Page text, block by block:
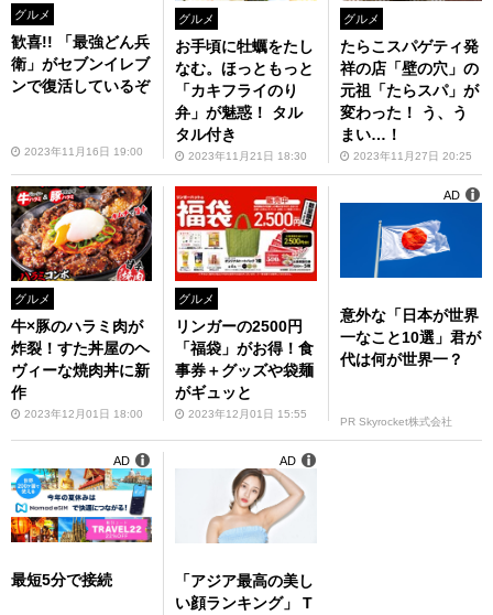
グルメ
歓喜!! 「最強どん兵
衛」がセブンイレブ
ンで復活しているぞ
2023年11月16日 19:00
グルメ
お手頃に牡蠣をたし
なむ。ほっともっと
「カキフライのり
弁」が魅惑！ タル
タル付き
2023年11月21日 18:30
グルメ
たらこスパゲティ発
祥の店「壁の穴」の
元祖「たらスパ」が
変わった！ う、う
まい…！
2023年11月27日 20:25
グルメ
牛×豚のハラミ肉が
炸裂！すた丼屋のヘ
ヴィーな焼肉丼に新
作
2023年12月01日 18:00
グルメ
リンガーの2500円
「福袋」がお得！食
事券＋グッズや袋麺
がギュッと
2023年12月01日 15:55
意外な「日本が世界
一なこと10選」君が
代は何が世界一？
PR Skyrocket株式会社
AD
最短5分で接続
AD
「アジア最高の美し
い顔ランキング」 T
AD